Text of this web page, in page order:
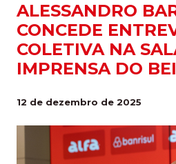
ALESSANDRO
CONCEDE
COLETIVA NA
IMPRENSA DO
12 de dezembro de 2025